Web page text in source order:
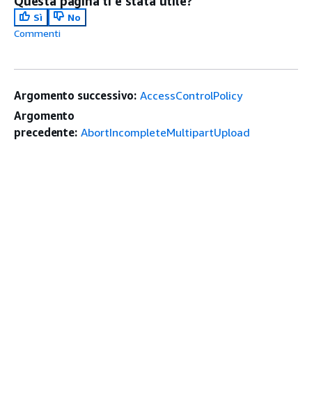
Sì
No
Commenti
Argomento successivo: AccessControlPolicy
Argomento
precedente: AbortIncompleteMultipartUpload